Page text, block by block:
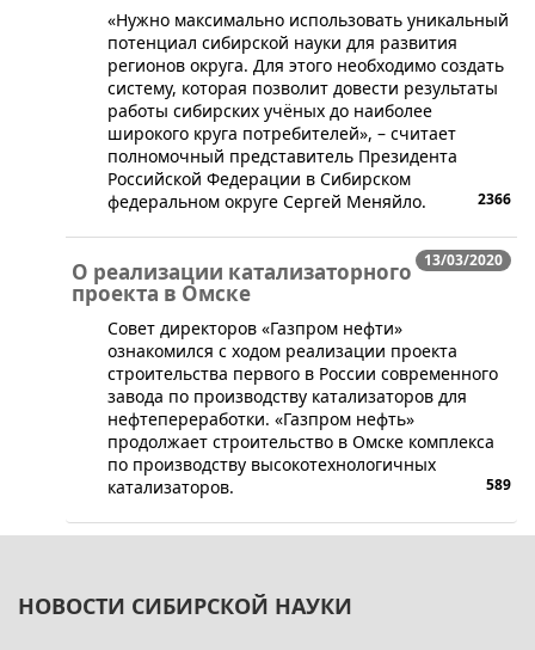
​«Нужно максимально использовать уникальный
потенциал сибирской науки для развития
регионов округа. Для этого необходимо создать
систему, которая позволит довести результаты
работы сибирских учёных до наиболее
широкого круга потребителей», – считает
полномочный представитель Президента
Российской Федерации в Сибирском
федеральном округе Сергей Меняйло.
2366
13/03/2020
О реализации катализаторного
проекта в Омске
​Совет директоров «Газпром нефти»
ознакомился с ходом реализации проекта
строительства первого в России современного
завода по производству катализаторов для
нефтепереработки. «Газпром нефть»
продолжает строительство в Омске комплекса
по производству высокотехнологичных
катализаторов.
589
НОВОСТИ СИБИРСКОЙ НАУКИ